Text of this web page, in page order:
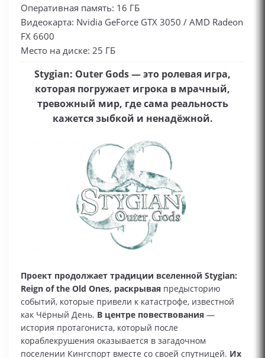
Оперативная память: 16 ГБ
Видеокарта: Nvidia GeForce GTX 3050 / AMD Radeon
FX 6600
Место на диске: 25 ГБ
Stygian: Outer Gods — это ролевая игра,
которая погружает игрока в мрачный,
тревожный мир, где сама реальность
кажется зыбкой и ненадёжной.
Проект продолжает традиции вселенной Stygian:
Reign of the Old Ones, раскрывая предысторию
событий, которые привели к катастрофе, известной
как Чёрный День. В центре повествования —
история протагониста, который после
кораблекрушения оказывается в загадочном
поселении Кингспорт вместе со своей спутницей. Их